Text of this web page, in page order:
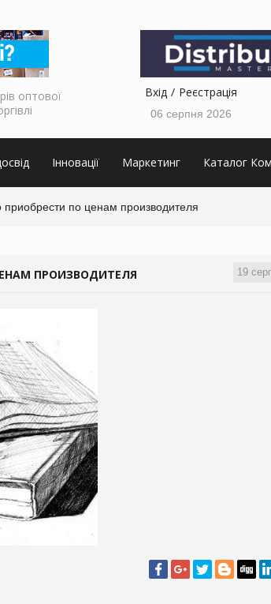
оптової
Вхід Реєстрація
06 серпня 2026
Інновації Маркетинг Каталог
приобрести по ценам производителя
19
ПРОИЗВОДИТЕЛЯ